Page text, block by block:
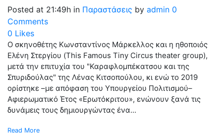
Posted at 21:49h in Παραστάσεις by admin 0
Comments
0 Likes
Ο σκηνοθέτης Κωνσταντίνος Μάρκελλος και η ηθοποιός
Ελένη Στεργίου (This Famous Tiny Circus theater group),
μετά την επιτυχία του "Καραφλομπέκατσου και της
Σπυριδούλας" της Λένας Κιτσοπούλου, κι ενώ το 2019
ορίστηκε –με απόφαση του Υπουργείου Πολιτισμού–
Αφιερωματικό Έτος «Ερωτόκριτου», ενώνουν ξανά τις
δυνάμεις τους δημιουργώντας ένα...
Read More